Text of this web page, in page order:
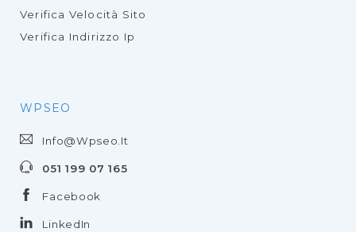
Verifica Velocità Sito
Verifica Indirizzo Ip
WPSEO
Info@wpseo.it
051 199 07 165
Facebook
LinkedIn